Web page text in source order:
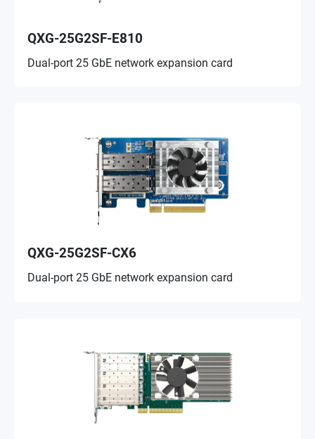
QXG-25G2SF-E810
Dual-port 25 GbE network expansion card
QXG-25G2SF-CX6
Dual-port 25 GbE network expansion card